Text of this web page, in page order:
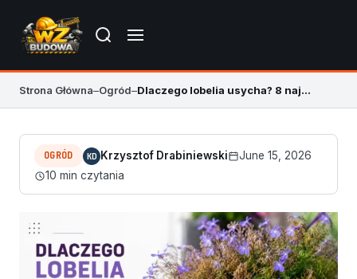
Strona Główna–Ogród– Dlaczego lobelia usycha? 8 najczęstszych przyczyn i rozwiązań
OGRÓD KD Krzysztof Drabiniewski
June 15, 2026
10 min czytania